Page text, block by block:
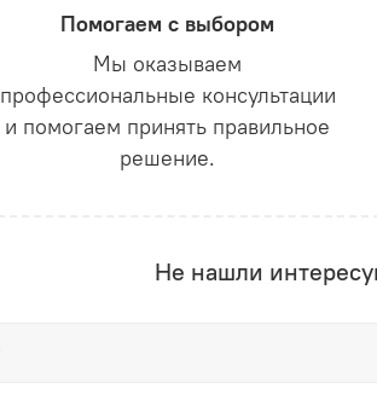
Помогаем с выбором
Мы оказываем
профессиональные консультации
и помогаем принять правильное
решение.
Не нашли